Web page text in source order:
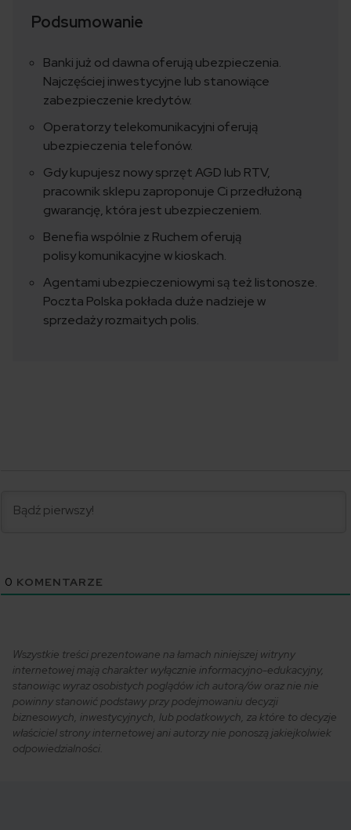
Podsumowanie
Banki już od dawna oferują ubezpieczenia.
Najczęściej inwestycyjne lub stanowiące
zabezpieczenie kredytów.
Operatorzy telekomunikacyjni oferują
ubezpieczenia telefonów.
Gdy kupujesz nowy sprzęt AGD lub RTV,
pracownik sklepu zaproponuje Ci przedłużoną
gwarancję, która jest ubezpieczeniem.
Benefia wspólnie z Ruchem oferują
polisy komunikacyjne w kioskach.
Agentami ubezpieczeniowymi są też listonosze.
Poczta Polska pokłada duże nadzieje w
sprzedaży rozmaitych polis.
0 KOMENTARZE
Wszystkie treści prezentowane na łamach niniejszej witryny
internetowej mają charakter wyłącznie informacyjno-edukacyjny,
stanowiąc wyraz osobistych poglądów ich autora/ów oraz nie nie
powinny stanowić podstawy przy podejmowaniu decyzji
biznesowych, inwestycyjnych, lub podatkowych, za które to decyzje
właściciel strony internetowej ani autorzy nie ponoszą jakiejkolwiek
odpowiedzialności.